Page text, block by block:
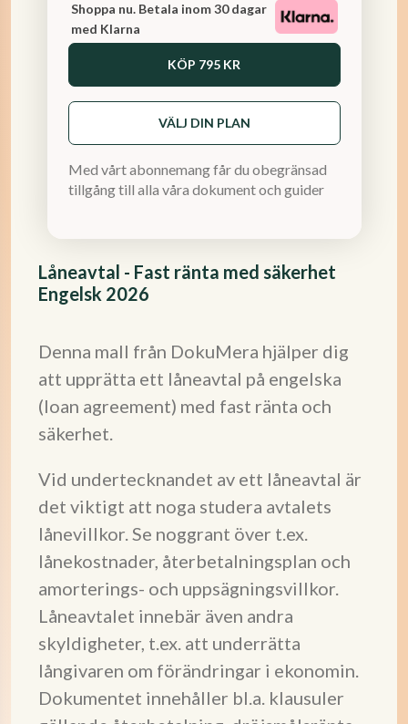
Låneavtal - Fast ränta med säkerhet
Engelsk 2026
Denna mall från DokuMera hjälper dig
att upprätta ett låneavtal på engelska
(loan agreement) med fast ränta och
säkerhet.
Vid undertecknandet av ett låneavtal är
det viktigt att noga studera avtalets
lånevillkor. Se noggrant över t.ex.
lånekostnader, återbetalningsplan och
amorterings- och uppsägningsvillkor.
Låneavtalet innebär även andra
skyldigheter, t.ex. att underrätta
långivaren om förändringar i ekonomin.
Dokumentet innehåller bl.a. klausuler
Shoppa nu. Betala inom 30 dagar
med Klarna
KÖP 795 KR
VÄLJ DIN PLAN
Med vårt abonnemang får du obegränsad
tillgång till alla våra dokument och guider